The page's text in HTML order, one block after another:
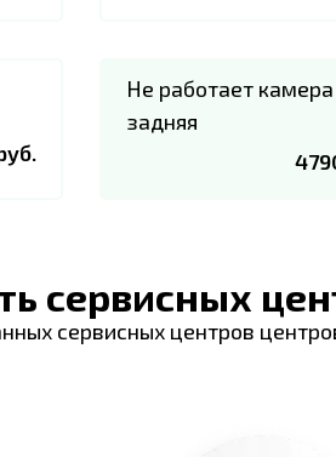
Не работает камера
задняя
сервисных
сервисных центров